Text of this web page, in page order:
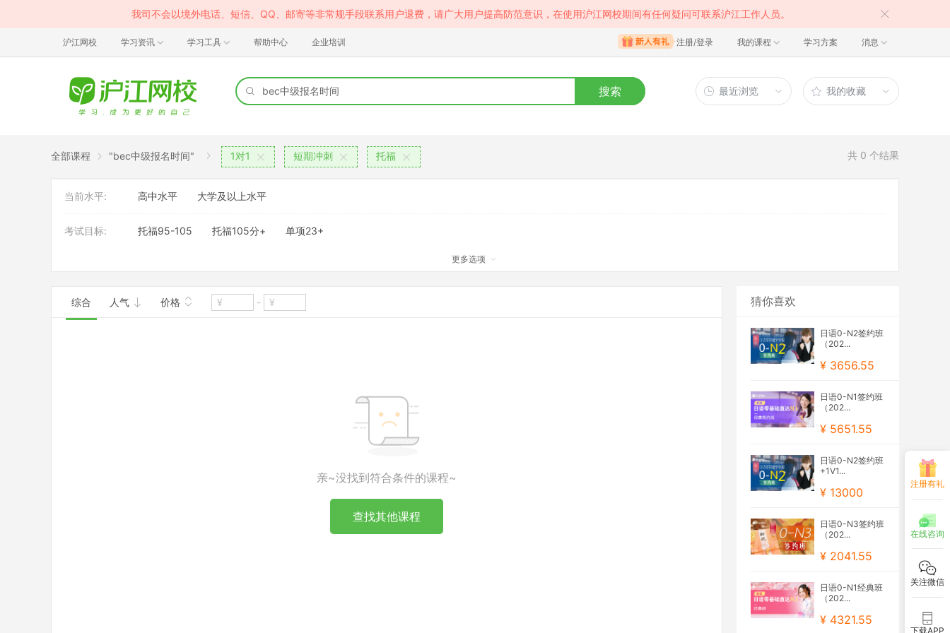
我司不会以境外电话、短信、QQ、邮寄等非常规手段联系用户退费，请广大用户提高防范意识，在使用沪江网校期间有任何疑问可联系沪江工作人员。
沪江网校 学习资讯 学习工具 帮助中心 企业培训 注册/登录 我的课程 学习方案 消息
搜索 最近浏览 我的收藏
全部课程 "bec中级报名时间" 1对1 短期冲刺 托福 共 0 个结果
当前水平: 高中水平 大学及以上水平
考试目标: 托福95-105 托福105分+ 单项23+
更多选项
综合 人气 价格 -
亲~没找到符合条件的课程~
查找其他课程
猜你喜欢
日语0-N2签约班
（202...
¥ 3656.55
日语0-N1签约班
（202...
¥ 5651.55
日语0-N2签约班
+1V1...
¥ 13000
日语0-N3签约班
（202...
¥ 2041.55
日语0-N1经典班
（202...
¥ 4321.55
注册有礼
在线咨询
关注微信
下载APP